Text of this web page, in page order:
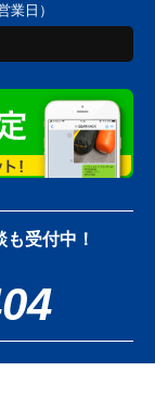
業日）
受付中！